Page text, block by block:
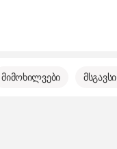
მიმოხილვები